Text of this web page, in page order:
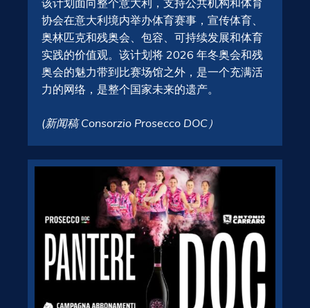
协会在意大利境内举办体育赛事，宣传体育、
奥林匹克和残奥会、包容、可持续发展和体育
实践的价值观。该计划将 2026 年冬奥会和残
奥会的魅力带到比赛场馆之外，是一个充满活
力的网络，是整个国家未来的遗产。
(新闻稿 Consorzio Prosecco DOC）